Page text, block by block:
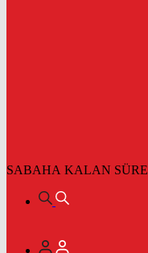
SABAHA KALAN SÜRE